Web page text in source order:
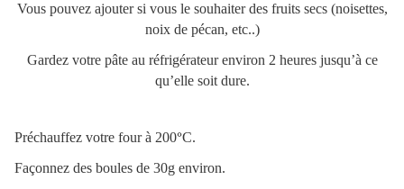
Vous pouvez ajouter si vous le souhaiter des fruits secs (noisettes,
noix de pécan, etc..)
Gardez votre pâte au réfrigérateur environ 2 heures jusqu’à ce
qu’elle soit dure.
Préchauffez votre four à 200°C.
Façonnez des boules de 30g environ.